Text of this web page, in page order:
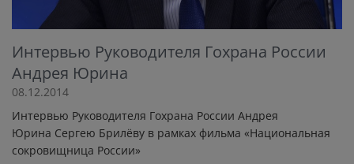
Интервью Руководителя Гохрана России
Андрея Юрина
08.12.2014
Интервью Руководителя Гохрана России Андрея
Юрина Сергею Брилёву в рамках фильма «Национальная
сокровищница России»